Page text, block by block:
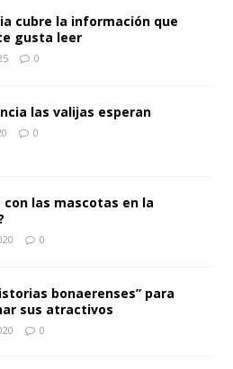
cubre la información que
gusta leer
0
las valijas esperan
0
con las mascotas en la
0
bonaerenses” para
sus atractivos
0